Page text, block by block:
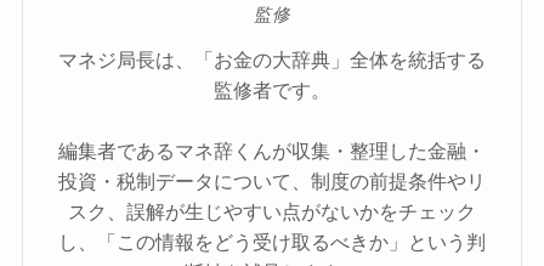
監修
マネジ局長は、「お金の大辞典」全体を統括する
監修者です。
編集者であるマネ辞くんが収集・整理した金融・
投資・税制データについて、制度の前提条件やリ
スク、誤解が生じやすい点がないかをチェック
し、「この情報をどう受け取るべきか」という判